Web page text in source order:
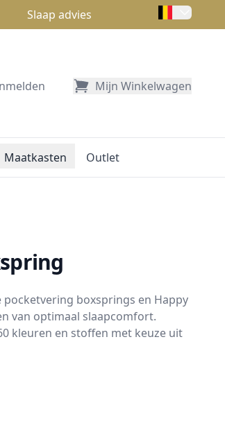
Slaap advies
Mijn Winkelwagen
Maatkasten Outlet
boxsprings en Happy
van optimaal slaapcomfort.
kleuren en stoffen met keuze uit